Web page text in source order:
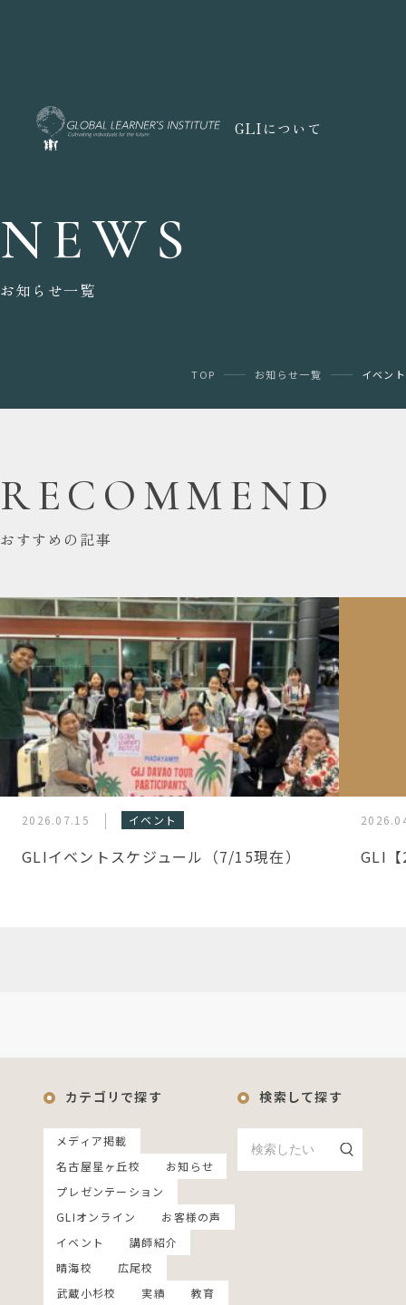
GLIについて
NEWS
お知らせ一覧
TOP お知らせ一覧 イベント
RECOMMEND
おすすめの記事
2026.07.15 イベント
GLIイベントスケジュール（7/15現在） GLI
カテゴリで探す
メディア掲載
名古屋星ヶ丘校
お知らせ
プレゼンテーション
GLIオンライン
お客様の声
イベント
講師紹介
晴海校
広尾校
武蔵小杉校
実績 教育
検索して探す